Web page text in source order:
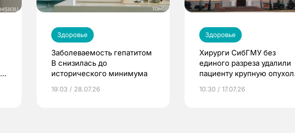
Здоровье
Заболеваемость гепатитом
В снизилась до
исторического минимума
19:03 / 28.07.26
Здоровье
Хирурги СибГМУ без
единого разреза удалили
пациенту крупную
10:30 / 17.07.26